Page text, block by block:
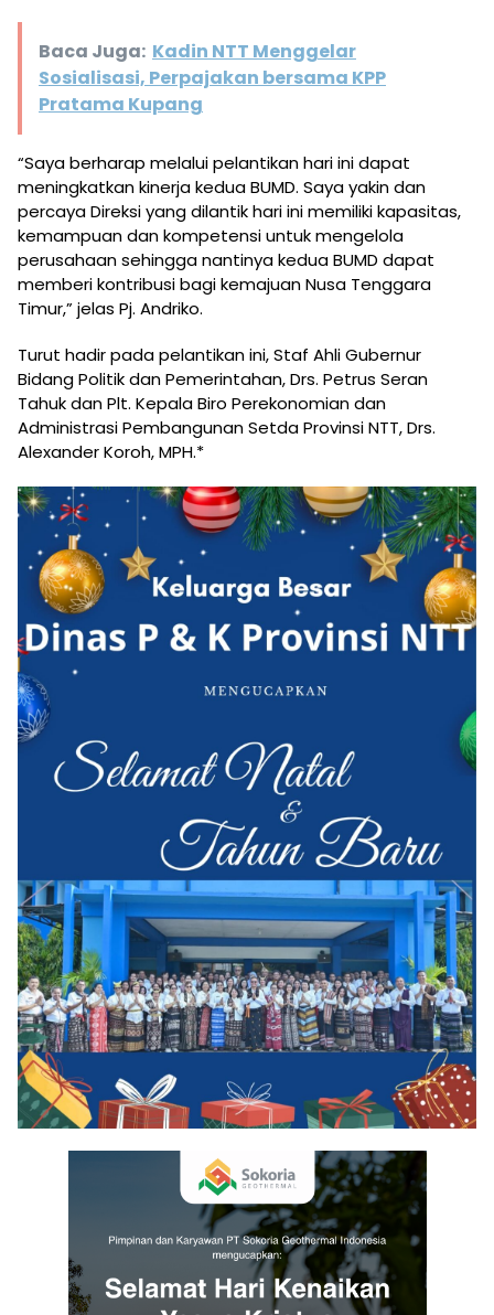
Baca Juga: Kadin NTT Menggelar
Sosialisasi, Perpajakan bersama KPP
Pratama Kupang
“Saya berharap melalui pelantikan hari ini dapat
meningkatkan kinerja kedua BUMD. Saya yakin dan
percaya Direksi yang dilantik hari ini memiliki kapasitas,
kemampuan dan kompetensi untuk mengelola
perusahaan sehingga nantinya kedua BUMD dapat
memberi kontribusi bagi kemajuan Nusa Tenggara
Timur,” jelas Pj. Andriko.
Turut hadir pada pelantikan ini, Staf Ahli Gubernur
Bidang Politik dan Pemerintahan, Drs. Petrus Seran
Tahuk dan Plt. Kepala Biro Perekonomian dan
Administrasi Pembangunan Setda Provinsi NTT, Drs.
Alexander Koroh, MPH.*